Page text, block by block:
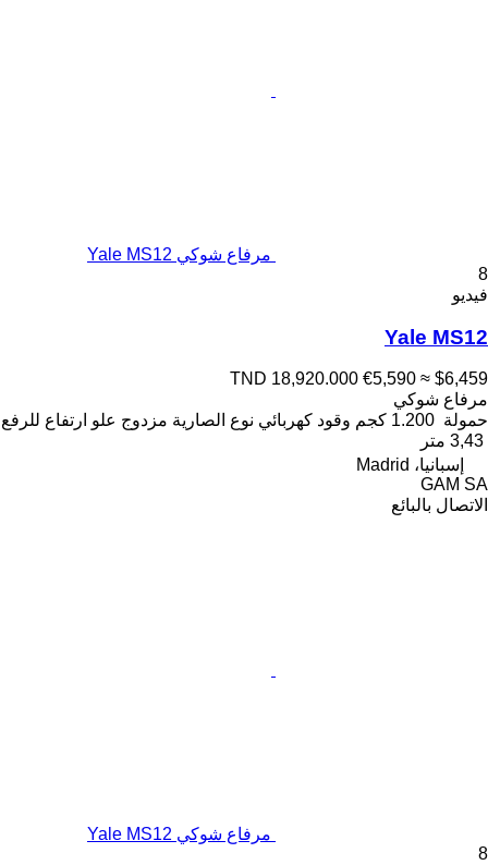
مرفاع شوكي Yale MS12
8
فيديو
Yale MS12
TND 18,920.000 €5,590 ≈ $6,459
مرفاع شوكي
حمولة 1.200 كجم وقود كهربائي نوع الصارية مزدوج علو ارتفاع للرفع
3,43 متر
إسبانيا، Madrid
GAM SA
الاتصال بالبائع
مرفاع شوكي Yale MS12
8